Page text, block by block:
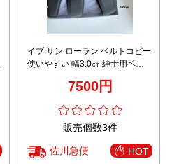
イブ サン ローラン ベルトコピー
使いやすい 幅3.0㎝ 紳士用ベル
クル レディース ブラック
7500円
販売個数3件
佐川急便 HOT